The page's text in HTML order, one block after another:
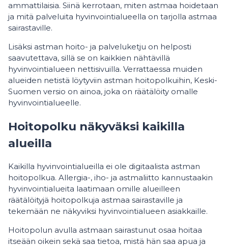
ammattilaisia. Siinä kerrotaan, miten astmaa hoidetaan
ja mitä palveluita hyvinvointialueella on tarjolla astmaa
sairastaville.
Lisäksi astman hoito- ja palveluketju on helposti
saavutettava, sillä se on kaikkien nähtävillä
hyvinvointialueen nettisivuilla. Verrattaessa muiden
alueiden netistä löytyviin astman hoitopolkuihin, Keski-
Suomen versio on ainoa, joka on räätälöity omalle
hyvinvointialueelle.
Hoitopolku näkyväksi kaikilla
alueilla
Kaikilla hyvinvointialueilla ei ole digitaalista astman
hoitopolkua. Allergia-, iho- ja astmaliitto kannustaakin
hyvinvointialueita laatimaan omille alueilleen
räätälöityjä hoitopolkuja astmaa sairastaville ja
tekemään ne näkyviksi hyvinvointialueen asiakkaille.
Hoitopolun avulla astmaan sairastunut osaa hoitaa
itseään oikein sekä saa tietoa, mistä hän saa apua ja